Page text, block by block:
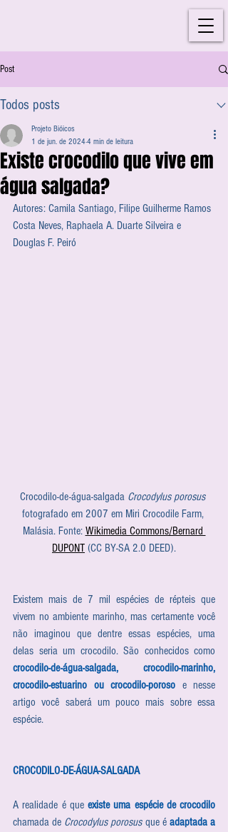
Post
Todos posts
Existe crocodilo que vive em
água salgada?
Projeto Bióicos
1 de jun. de 2024 4 min de leitura
Autores: Camila Santiago, Filipe Guilherme Ramos
Costa Neves, Raphaela A. Duarte Silveira e
Douglas F. Peiró
Crocodilo-de-água-salgada Crocodylus porosus
fotografado em 2007 em Miri Crocodile Farm,
Malásia. Fonte: Wikimedia Commons/Bernard
DUPONT (CC BY-SA 2.0 DEED).
Existem mais de 7 mil espécies de répteis que
vivem no ambiente marinho, mas certamente você
não imaginou que dentre essas espécies, uma
crocodilo-de-água-salgada, crocodilo-marinho,
crocodilo-estuarino ou crocodilo-poroso e nesse
artigo você saberá um pouco mais sobre essa
espécie.
CROCODILO-DE-ÁGUA-SALGADA
A realidade é que existe uma espécie de crocodilo
chamada de Crocodylus porosus que é adaptada a